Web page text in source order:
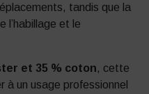
tandis que la
l’habillage et le
et 35 % coton, cette
à un usage professionnel